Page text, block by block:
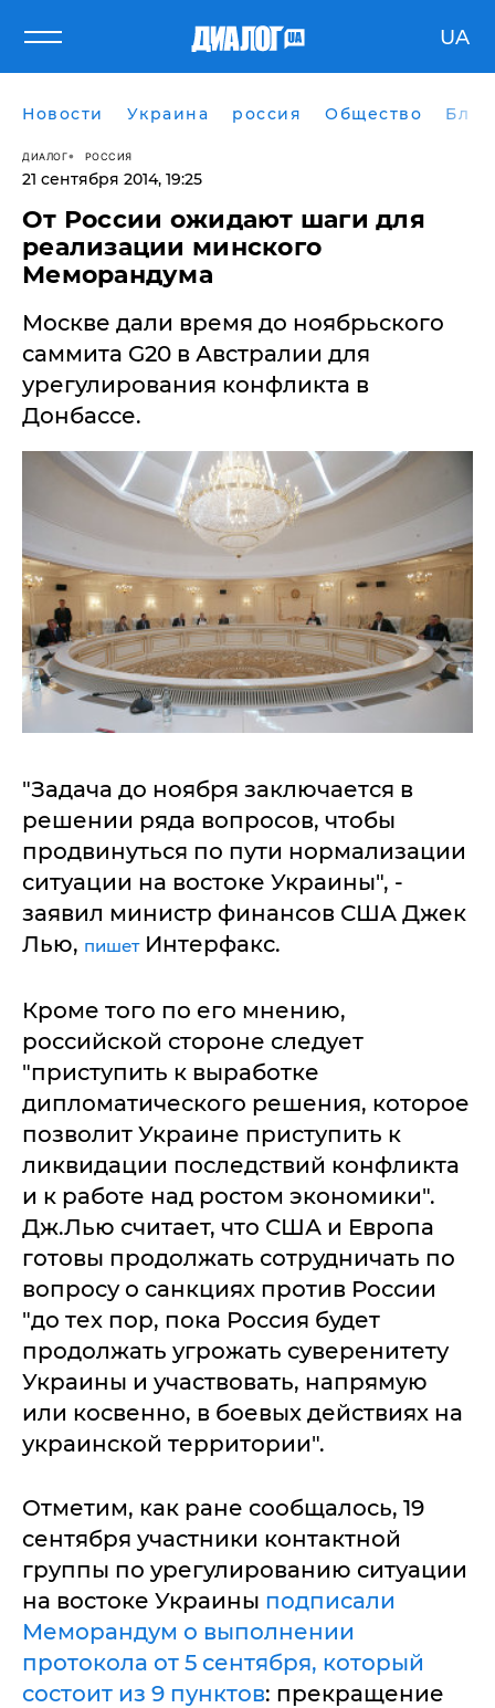
UA
Новости Украина россия Общество
ДИАЛОГ РОССИЯ
21 сентября 2014, 19:25
​От России ожидают шаги для
реализации минского
Меморандума
Москве дали время до ноябрьского
саммита G20 в Австралии для
урегулирования конфликта в
Донбассе.
"Задача до ноября заключается в
решении ряда вопросов, чтобы
продвинуться по пути нормализации
ситуации на востоке Украины", -
заявил министр финансов США Джек
Лью, пишетИнтерфакс.
Кроме того по его мнению,
российской стороне следует
"приступить к выработке
дипломатического решения, которое
позволит Украине приступить к
ликвидации последствий конфликта
и к работе над ростом экономики".
Дж.Лью считает, что США и Европа
готовы продолжать сотрудничать по
вопросу о санкциях против России
"до тех пор, пока Россия будет
продолжать угрожать суверенитету
Украины и участвовать, напрямую
или косвенно, в боевых действиях на
украинской территории".
Отметим, как ране сообщалось, 19
сентября участники контактной
группы по урегулированию ситуации
на востоке Украины подписали
Меморандум о выполнении
протокола от 5 сентября, который
состоит из 9 пунктов: прекращение